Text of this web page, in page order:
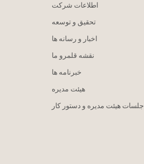
اطلاعات شرکت
تحقیق و توسعه
اخبار و رسانه ها
نقشه قلمرو ما
خبرنامه ها
هيئت مدیره
جلسات هیئت مدیره و دستور کار